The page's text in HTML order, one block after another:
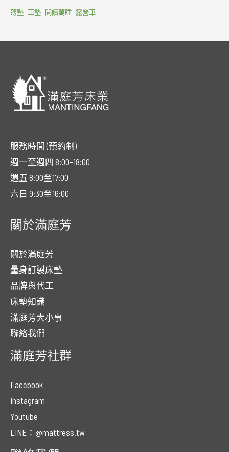
薄墊 車墊 閱讀萬睡 露營車
服務時間 (預約制)
週一至週四 8:00-18:00
週五 8:00至17:00
六日 9:30至16:00
關於滿庭芳
關於滿庭芳
量身訂製床墊
品牌與代工
床墊知識
滿庭芳大小事
聯絡我們
滿庭芳社群
Facebook
Instagram
Youtube
LINE：@mattress.tw